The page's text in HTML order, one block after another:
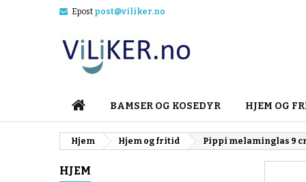
Epost post@viliker.no
HJEMBAMSER OG KOSEDYR HJEM OG
Hjem Hjem og fritid Pippi melaminglas 9
HJEM